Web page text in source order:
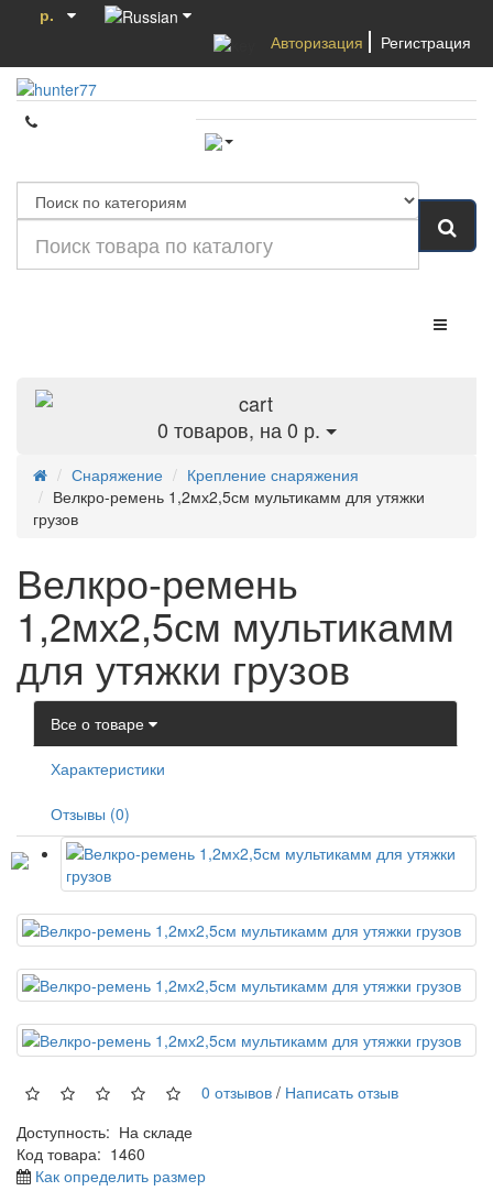
р.
Авторизация
Регистрация
0 товаров, на 0 р.
Снаряжение
Крепление снаряжения
Велкро-ремень 1,2мх2,5см мультикамм для утяжки
грузов
Велкро-ремень
1,2мх2,5см мультикамм
для утяжки грузов
Все о товаре
Характеристики
Отзывы (0)
0 отзывов / Написать отзыв
Доступность: На складе
Код товара: 1460
Как определить размер